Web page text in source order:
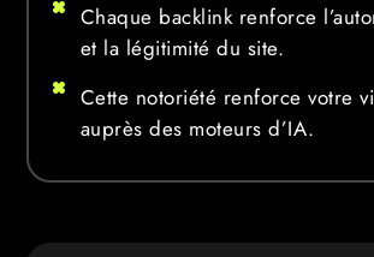
Chaque backlink renforce
et la légitimité du site.
Cette notoriété renforce votre
auprès des moteurs d’IA.